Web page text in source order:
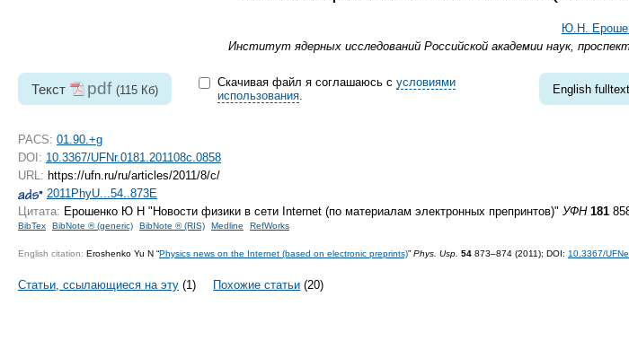
Ю.Н.
Институт ядерных исследований Российской академии наук,
Текст pdf (115 Кб)
Скачивая файл я соглашаюсь с условиями
использования.
English
PACS: 01.90.+g
DOI: 10.3367/UFNr.0181.201108c.0858
URL: https://ufn.ru/ru/articles/2011/8/c/
2011PhyU...54..873E
Цитата: Ерошенко Ю Н "Новости физики в сети Internet (по материалам электронных препринтов)" УФН 181
BibTex BibNote ® (generic) BibNote ® (RIS) Medline RefWorks
English citation: Eroshenko Yu N “Physics news on the Internet (based on electronic preprints)” Phys. Usp. 54 873–874 (2011); DOI: 10.3367/
Статьи, ссылающиеся на эту (1) Похожие статьи (20)